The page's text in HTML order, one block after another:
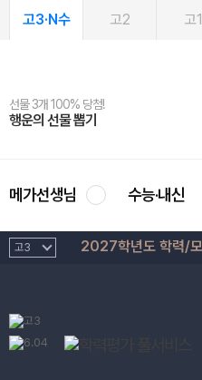
고3·N수 고2 고1
선물 3개 100% 당첨!
행운의 선물 뽑기
선물 100% 증정!
메가스터디 X 올리브
여름방학 스터디 캐시백
메가런 썸머스쿨
2027 러셀 단과
강사 공개선발
스마트러닝앱
설문 EVENT
메가패스
3일 무료 체험권
메가패스 수강생 무료혜택!
메가클럽 멤버십
사회공헌 캠페인
희망이룸 메가나눔
메가선생님 수능·내신
2027학년도 학력/